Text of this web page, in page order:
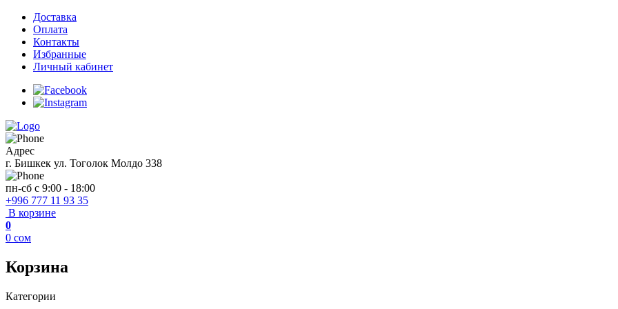
Доставка
Оплата
Контакты
Избранные
Личный кабинет
Адрес
г. Бишкек ул. Тоголок Молдо 338
пн-сб с 9:00 - 18:00
+996 777 11 93 35
В корзине
0
0 сом
Корзина
Категории